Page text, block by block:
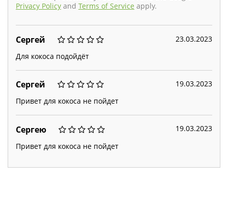
Privacy Policy and Terms of Service apply.
Сергей
23.03.2023
Для кокоса подойдёт
Сергей
19.03.2023
Привет для кокоса не пойдет
Сергею
19.03.2023
Привет для кокоса не пойдет